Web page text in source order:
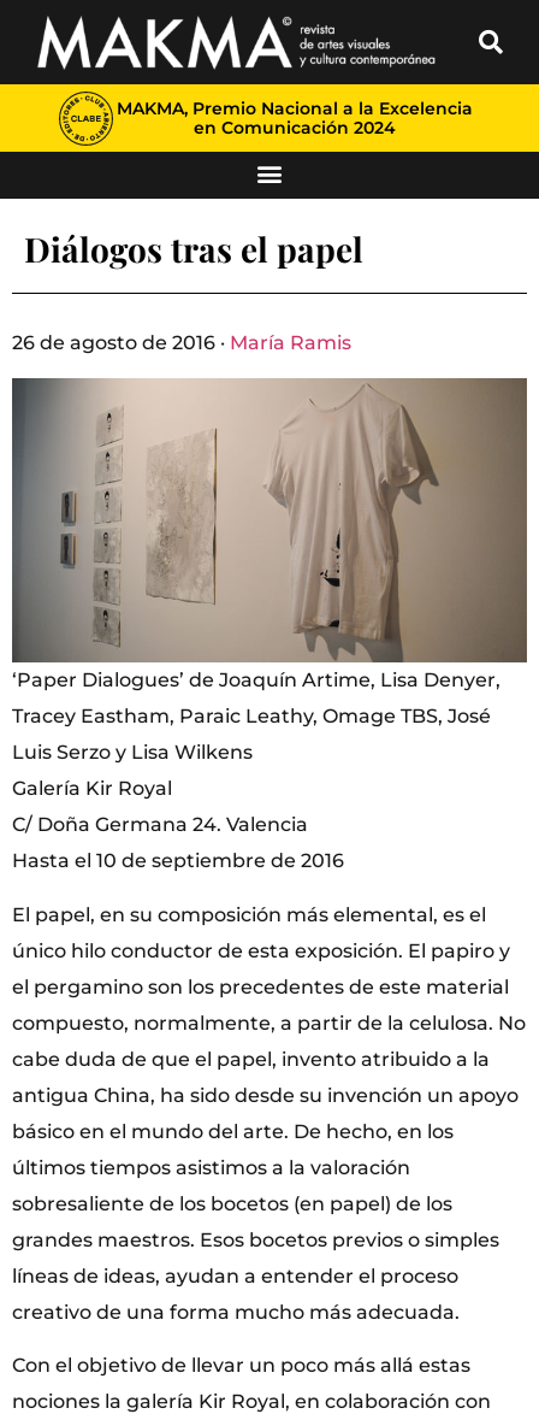
MAKMA, Premio Nacional a la Excelencia
en Comunicación 2024
Diálogos tras el papel
26 de agosto de 2016 · María Ramis
‘Paper Dialogues’ de Joaquín Artime, Lisa Denyer,
Tracey Eastham, Paraic Leathy, Omage TBS, José
Luis Serzo y Lisa Wilkens
Galería Kir Royal
C/ Doña Germana 24. Valencia
Hasta el 10 de septiembre de 2016
El papel, en su composición más elemental, es el
único hilo conductor de esta exposición. El papiro y
el pergamino son los precedentes de este material
compuesto, normalmente, a partir de la celulosa. No
cabe duda de que el papel, invento atribuido a la
antigua China, ha sido desde su invención un apoyo
básico en el mundo del arte. De hecho, en los
últimos tiempos asistimos a la valoración
sobresaliente de los bocetos (en papel) de los
grandes maestros. Esos bocetos previos o simples
líneas de ideas, ayudan a entender el proceso
creativo de una forma mucho más adecuada.
Con el objetivo de llevar un poco más allá estas
nociones la galería Kir Royal, en colaboración con